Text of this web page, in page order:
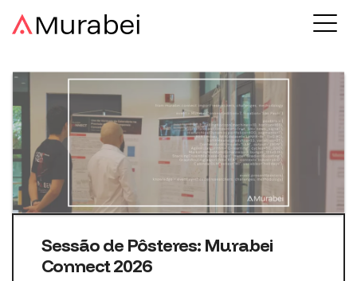
Sessão de Pôsteres: Murabei
Connect 2026